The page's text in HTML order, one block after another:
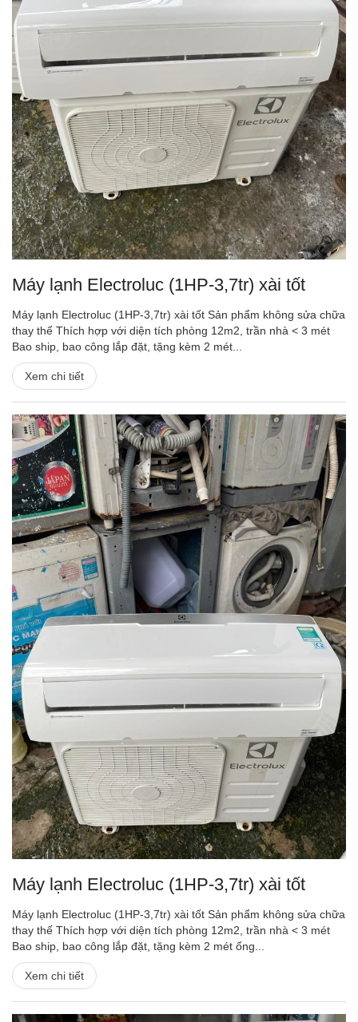
Máy lạnh Electroluc (1HP-3,7tr) xài tốt
Máy lạnh Electroluc (1HP-3,7tr) xài tốt Sản phẩm không sửa chữa
thay thế Thích hợp với diện tích phòng 12m2, trần nhà < 3 mét
Bao ship, bao công lắp đặt, tặng kèm 2 mét...
Xem chi tiết
Máy lạnh Electroluc (1HP-3,7tr) xài tốt
Máy lạnh Electroluc (1HP-3,7tr) xài tốt Sản phẩm không sửa chữa
thay thế Thích hợp với diện tích phòng 12m2, trần nhà < 3 mét
Bao ship, bao công lắp đặt, tặng kèm 2 mét ống...
Xem chi tiết